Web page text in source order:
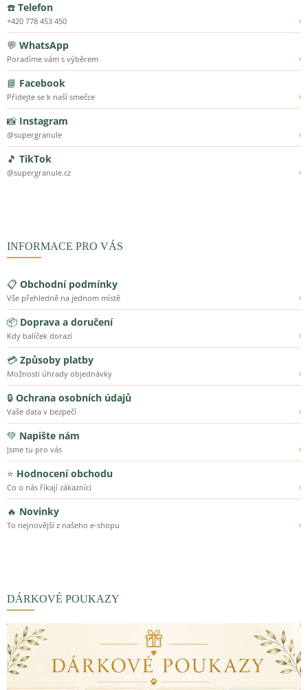
☎️ Telefon
+420 778 453 450
›
💬 WhatsApp
Poradíme vám s výběrem
›
📘 Facebook
Přidejte se k naší smečce
›
📸 Instagram
@supergranule
›
🎵 TikTok
@supergranule.cz ›
INFORMACE PRO VÁS
📋 Obchodní podmínky
Vše přehledně na jednom místě
›
📦 Doprava a doručení
Kdy balíček dorazí
›
💳 Způsoby platby
Možnosti úhrady objednávky
›
🔒 Ochrana osobních údajů
Vaše data v bezpečí
›
💚 Napište nám
Jsme tu pro vás
›
⭐ Hodnocení obchodu
Co o nás říkají zákazníci
›
🔥 Novinky
To nejnovější z našeho e-shopu ›
DÁRKOVÉ POUKAZY